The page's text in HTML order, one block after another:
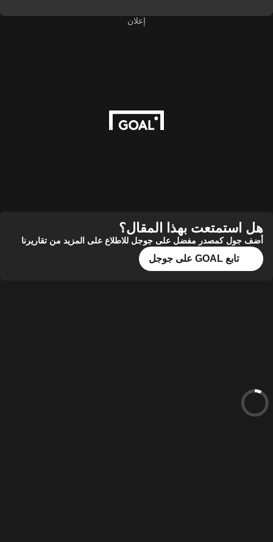
إعلان
هل استمتعت بهذا المقال؟
أضف جول كمصدر مفضل على جوجل للاطلاع على المزيد من تقاريرنا
تابع GOAL على جوجل